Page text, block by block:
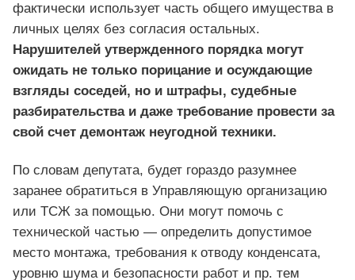
фактически использует часть общего имущества в
личных целях без согласия остальных.
Нарушителей утвержденного порядка могут
ожидать не только порицание и осуждающие
взгляды соседей, но и штрафы, судебные
разбирательства и даже требование провести за
свой счет демонтаж неугодной техники.
По словам депутата, будет гораздо разумнее
заранее обратиться в Управляющую организацию
или ТСЖ за помощью. Они могут помочь с
технической частью — определить допустимое
место монтажа, требования к отводу конденсата,
уровню шума и безопасности работ и пр. тем